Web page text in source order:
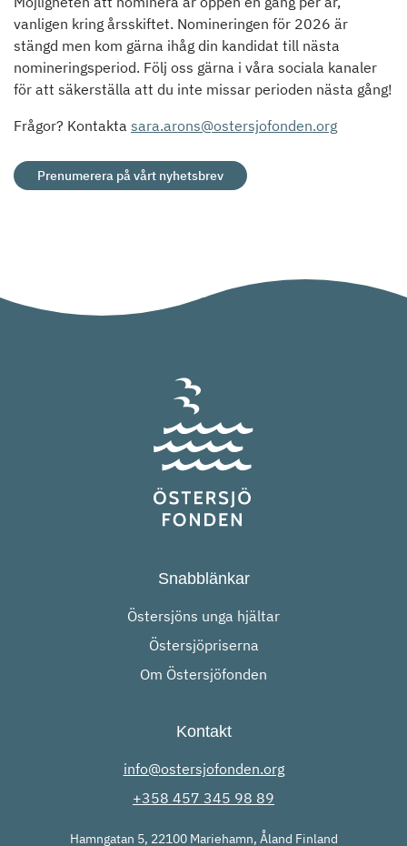
vanligen kring årsskiftet. Nomineringen för 2026 är
stängd men kom gärna ihåg din kandidat till nästa
nomineringsperiod. Följ oss gärna i våra sociala kanaler
för att säkerställa att du inte missar perioden nästa gång!
Frågor? Kontakta sara.arons@ostersjofonden.org
Prenumerera på vårt nyhetsbrev
Snabblänkar
Östersjöns unga hjältar
Östersjöpriserna
Om Östersjöfonden
Kontakt
info@ostersjofonden.org
+358 457 345 98 89
Hamngatan 5, 22100 Mariehamn, Åland Finland